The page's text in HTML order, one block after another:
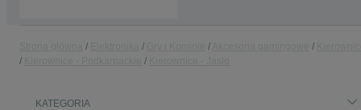
KATEGORIA